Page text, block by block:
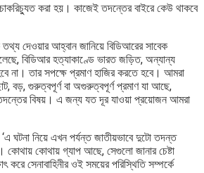
করা হয়। কাজেই তদন্তের বাইরে কেউ থাকবে
দেওয়ার আহ্বান জানিয়ে বিডিআরের সাবেক
বিডিআর হত্যাকাণ্ডে ভারত জড়িত, অন্যান্য
না। তার সপক্ষে প্রমাণ হাজির করতে হবে। আমরা
বড়, গুরুত্বপূর্ণ বা অগুরুত্বপূর্ণ প্রমাণ যা আছে,
বিষয়। এ জন্য যত দূর যাওয়া প্রয়োজন আমরা
ঘটনা নিয়ে এখন পর্যন্ত জাতীয়ভাবে দুটো তদন্ত
কোথায় গ্যাপ আছে, সেগুলো জানার চেষ্টা
করে সেনাবাহিনীর ওই সময়ের পরিস্থিতি সম্পর্কে